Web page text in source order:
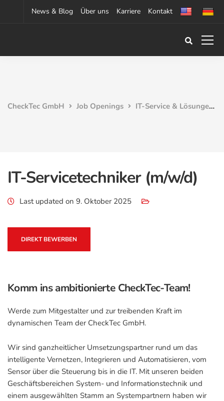
News & Blog Über uns Karriere Kontakt
CheckTec GmbH Job Openings IT-Service & Lösungen
IT-Servicetechniker (m/w/d)
Last updated on 9. Oktober 2025
DIREKT BEWERBEN
Komm ins ambitionierte CheckTec-Team!
Werde zum Mitgestalter und zur treibenden Kraft im
dynamischen Team der CheckTec GmbH.
Wir sind ganzheitlicher Umsetzungspartner rund um das
intelligente Vernetzen, Integrieren und Automatisieren, vom
Sensor über die Steuerung bis in die IT. Mit unseren beiden
Geschäftsbereichen System- und Informationstechnik und
einem ausgewählten Stamm an Systempartnern haben wir